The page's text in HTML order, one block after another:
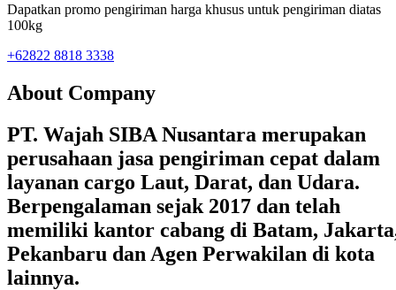
Dapatkan promo pengiriman harga khusus untuk pengiriman diatas
100kg
+62822 8818 3338
About Company
PT. Wajah SIBA Nusantara merupakan
perusahaan jasa pengiriman cepat dalam
layanan cargo Laut, Darat, dan Udara.
Berpengalaman sejak 2017 dan telah
memiliki kantor cabang di Batam,
Pekanbaru dan Agen Perwakilan di kota
lainnya.